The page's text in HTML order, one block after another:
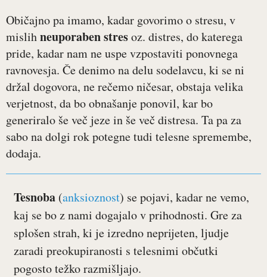
Običajno pa imamo, kadar govorimo o stresu, v
mislihneuporaben stresoz. distres, do katerega
pride, kadar nam ne uspe vzpostaviti ponovnega
ravnovesja. Če denimo na delu sodelavcu, ki se ni
držal dogovora, ne rečemo ničesar, obstaja velika
verjetnost, da bo obnašanje ponovil, kar bo
generiralo še več jeze in še več distresa. Ta pa za
sabo na dolgi rok potegne tudi telesne spremembe,
dodaja.
Tesnoba (anksioznost) se pojavi, kadar ne vemo,
kaj se bo z nami dogajalo v prihodnosti. Gre za
splošen strah, ki je izredno neprijeten, ljudje
zaradi preokupiranosti s telesnimi občutki
pogosto težko razmišljajo.